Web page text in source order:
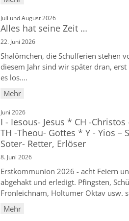
Juli und August 2026:
Alles hat seine Zeit …
22. Juni 2026
Shalömchen, die Schulferien stehen
diesem Jahr sind wir später dran, erst
es los….
Mehr
Juni 2026:
I - Iesous- Jesus * CH -
TH -Theou- Gottes * Y - Yios –
Soter- Retter, Erlöser
8. Juni 2026
Erstkommunion 2026 - acht Feiern
abgehakt und erledigt. Pfingsten,
Fronleichnam, Holtumer Oktav usw.
Mehr